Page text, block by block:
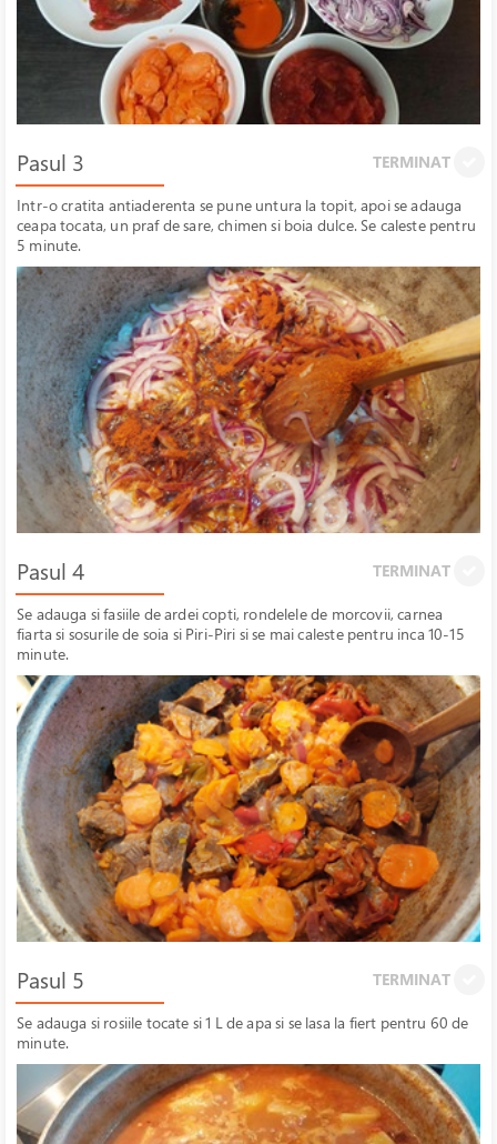
Pasul 3 TERMINAT
Intr-o cratita antiaderenta se pune untura la topit, apoi se adauga
ceapa tocata, un praf de sare, chimen si boia dulce. Se caleste pentru
5 minute.
Pasul 4 TERMINAT
Se adauga si fasiile de ardei copti, rondelele de morcovii, carnea
fiarta si sosurile de soia si Piri-Piri si se mai caleste pentru inca 10-15
minute.
Pasul 5 TERMINAT
Se adauga si rosiile tocate si 1 L de apa si se lasa la fiert pentru 60 de
minute.